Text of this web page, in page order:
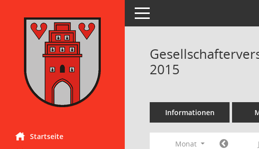
Startseite
Toggle navigation
2015
Informationen
Monat